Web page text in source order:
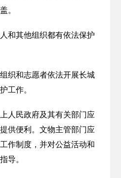
。
和其他组织都有依法保护
织和志愿者依法开展长城
工作。
人民政府及其有关部门应
供便利。文物主管部门应
作制度，并对公益活动和
导。